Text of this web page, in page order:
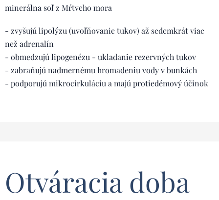
minerálna soľ z Mŕtveho mora
- zvyšujú lipolýzu (uvoľňovanie tukov) až sedemkrát viac
než adrenalín
- obmedzujú lipogenézu - ukladanie rezervných tukov
- zabraňujú nadmernému hromadeniu vody v bunkách
- podporujú mikrocirkuláciu a majú protiedémový účinok
Otváracia doba